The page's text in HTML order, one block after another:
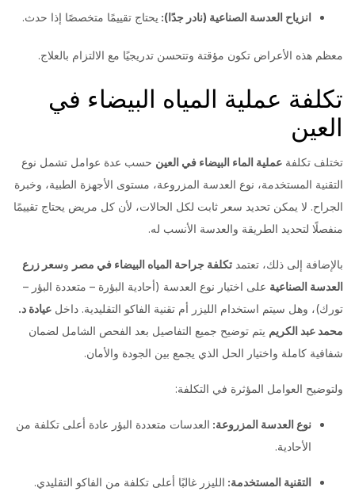
انزياح العدسة الصناعية (نادر جدًا): يحتاج تقييمًا متخصصًا إذا حدث.
معظم هذه الأعراض تكون مؤقتة وتتحسن تدريجيًا مع الالتزام بالعلاج.
تكلفة عملية المياه البيضاء في
العين
تختلف تكلفة عملية الماء البيضاء في العينحسب عدة عوامل تشمل نوع
التقنية المستخدمة، نوع العدسة المزروعة، مستوى الأجهزة الطبية، وخبرة
الجراح. لا يمكن تحديد سعر ثابت لكل الحالات، لأن كل مريض يحتاج تقييمًا
منفصلًا لتحديد الطريقة والعدسة الأنسب له.
بالإضافة إلى ذلك، تعتمد تكلفة جراحة المياه البيضاء في مصر وسعر زرع
العدسة الصناعيةعلى اختيار نوع العدسة (أحادية البؤرة – متعددة البؤر –
تورك)، وهل سيتم استخدام الليزر أم تقنية الفاكو التقليدية. داخل عيادة د.
محمد عبد الكريميتم توضيح جميع التفاصيل بعد الفحص الشامل لضمان
شفافية كاملة واختيار الحل الذي يجمع بين الجودة والأمان.
ولتوضيح العوامل المؤثرة في التكلفة:
نوع العدسة المزروعة: العدسات متعددة البؤر عادة أعلى تكلفة من
الأحادية.
التقنية المستخدمة: الليزر غالبًا أعلى تكلفة من الفاكو التقليدي.